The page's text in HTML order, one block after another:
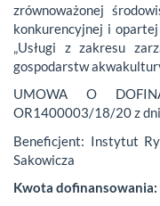
zrównoważonej
konkurencyjnej i
„Usługi z zakresu
gospodarstw
UMOWA O
OR1400003/18/20 z
Beneficjent: Instytut
Sakowicza
Kwota dofinansowania: